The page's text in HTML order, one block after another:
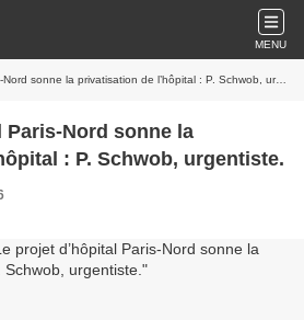
MENU
sonne la privatisation de l’hôpital : P. Schwob, urgentiste.
Paris-Nord sonne la
privatisation de l’hôpital : P. Schwob, urgentiste.